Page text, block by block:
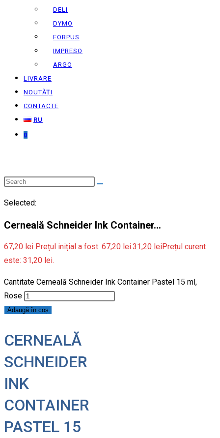
DELI
DYMO
FORPUS
IMPRESO
ARGO
LIVRARE
NOUTĂȚI
CONTACTE
RU
0
Selected:
Cerneală Schneider Ink Container…
67,20lei Prețul inițial a fost: 67,20 lei.31,20 leiPrețul curent
este: 31,20 lei.
Cantitate Cerneală Schneider Ink Container Pastel 15 ml,
Rose
Adaugă în coș
CERNEALĂ
SCHNEIDER
INK
CONTAINER
PASTEL 15